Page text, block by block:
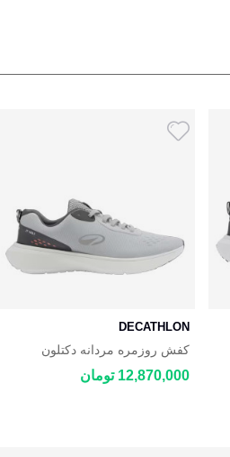
DECATHLON
کفش روزمره مردانه دکتلون
DECATHLON JOGFLOW
12,870,000 تومان